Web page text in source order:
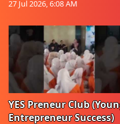
27 Jul 2026, 6:08 AM
YES Preneur Club
Entrepreneur Success)